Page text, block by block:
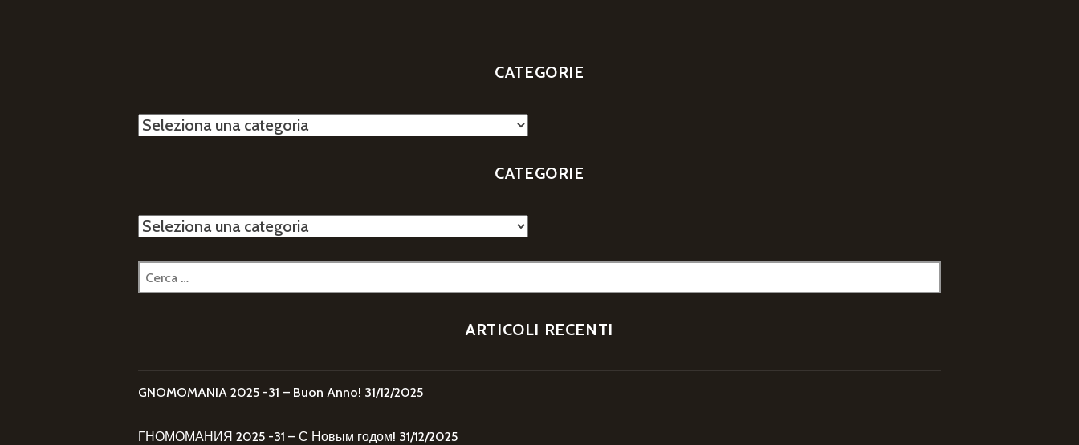
CATEGORIE
Categorie
CATEGORIE
Categorie
Ricerca
per:
ARTICOLI RECENTI
GNOMOMANIA 2025 -31 – Buon Anno! 31/12/2025
ГНОМОМАНИЯ 2025 -31 – С Новым годом! 31/12/2025